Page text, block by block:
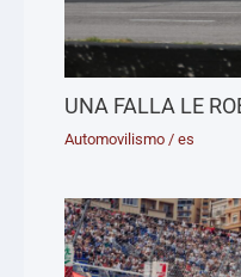
UNA FALLA LE
Automovilismo /es